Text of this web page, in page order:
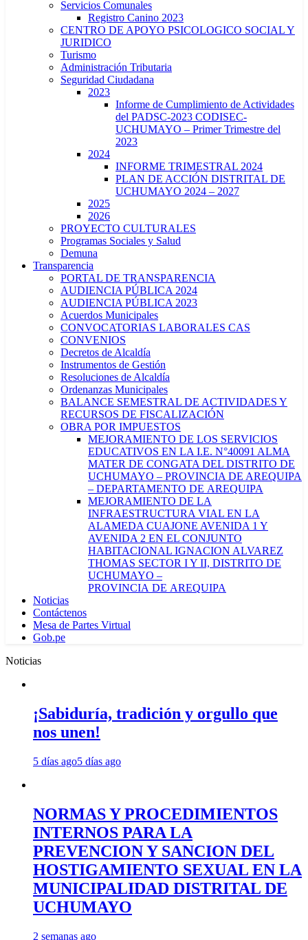
Servicios Comunales
Registro Canino 2023
CENTRO DE APOYO PSICOLOGICO SOCIAL Y
JURIDICO
Turismo
Administración Tributaria
Seguridad Ciudadana
2023
Informe de Cumplimiento de Actividades
del PADSC-2023 CODISEC-
UCHUMAYO – Primer Trimestre del
2023
2024
INFORME TRIMESTRAL 2024
PLAN DE ACCIÓN DISTRITAL DE
UCHUMAYO 2024 – 2027
2025
2026
PROYECTO CULTURALES
Programas Sociales y Salud
Demuna
Transparencia
PORTAL DE TRANSPARENCIA
AUDIENCIA PÚBLICA 2024
AUDIENCIA PÚBLICA 2023
Acuerdos Municipales
CONVOCATORIAS LABORALES CAS
CONVENIOS
Decretos de Alcaldía
Instrumentos de Gestión
Resoluciones de Alcaldía
Ordenanzas Municipales
BALANCE SEMESTRAL DE ACTIVIDADES Y
RECURSOS DE FISCALIZACIÓN
OBRA POR IMPUESTOS
MEJORAMIENTO DE LOS SERVICIOS
EDUCATIVOS EN LA I.E. N°40091 ALMA
MATER DE CONGATA DEL DISTRITO DE
UCHUMAYO – PROVINCIA DE AREQUIPA
– DEPARTAMENTO DE AREQUIPA
MEJORAMIENTO DE LA
INFRAESTRUCTURA VIAL EN LA
ALAMEDA CUAJONE AVENIDA 1 Y
AVENIDA 2 EN EL CONJUNTO
HABITACIONAL IGNACION ALVAREZ
THOMAS SECTOR I Y II, DISTRITO DE
UCHUMAYO –
PROVINCIA DE AREQUIPA
Noticias
Contáctenos
Mesa de Partes Virtual
Gob.pe
Noticias
¡Sabiduría, tradición y orgullo que
nos unen!
5 días ago5 días ago
NORMAS Y PROCEDIMIENTOS
INTERNOS PARA LA
PREVENCION Y SANCION DEL
HOSTIGAMIENTO SEXUAL EN LA
MUNICIPALIDAD DISTRITAL DE
UCHUMAYO
2 semanas ago